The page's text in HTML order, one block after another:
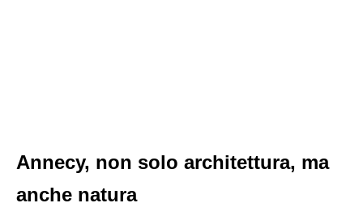
Annecy, non solo architettura, ma
anche natura